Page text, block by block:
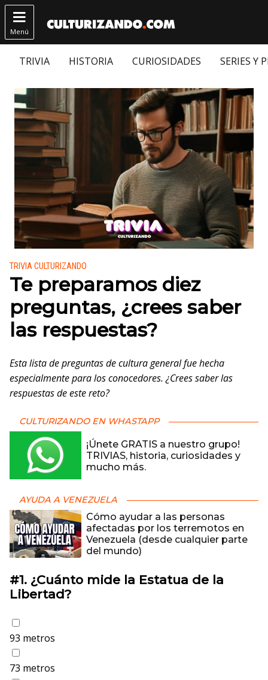

Menú
TRIVIA HISTORIA CURIOSIDADES SERIES Y
Publicado en:
TRIVIA CULTURIZANDO
Te preparamos diez
preguntas, ¿crees saber
las respuestas?
Esta lista de preguntas de cultura general fue hecha
especialmente para los conocedores. ¿Crees saber las
respuestas de este reto?
CULTURIZANDO EN WHASTAPP
¡Únete GRATIS a nuestro grupo!
TRIVIAS, historia, curiosidades y
mucho más.
AYUDA A VENEZUELA
Cómo ayudar a las personas
afectadas por los terremotos en
Venezuela (desde cualquier parte
del mundo)
#1. ¿Cuánto mide la Estatua de la
Libertad?
93 metros
73 metros